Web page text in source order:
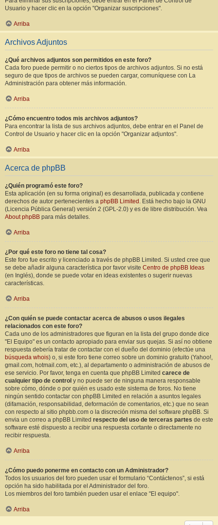
Usuario y hacer clic en la opción "Organizar suscripciones".
Arriba
Archivos Adjuntos
¿Qué archivos adjuntos son permitidos en este foro?
Cada foro puede permitir o no ciertos tipos de archivos adjuntos. Si no está
seguro de que tipos de archivos se pueden cargar, comuníquese con La
Administración para obtener más información.
Arriba
¿Cómo encuentro todos mis archivos adjuntos?
Para encontrar la lista de sus archivos adjuntos, debe entrar en el Panel de
Control de Usuario y hacer clic en la opción "Organizar adjuntos".
Arriba
Acerca de phpBB
¿Quién programó este foro?
Esta aplicación (en su forma original) es desarrollada, publicada y contiene
derechos de autor pertenecientes a phpBB Limited . Está hecho bajo la GNU
(Licencia Pública General) versión 2 (GPL-2.0) y es de libre distribución. Vea
About phpBB para más detalles.
Arriba
¿Por qué este foro no tiene tal cosa?
Este foro fue escrito y licenciado a través de phpBB Limited. Si usted cree que
se debe añadir alguna característica por favor visite Centro de phpBB Ideas
(en Inglés), donde se puede votar en ideas existentes o sugerir nuevas
características.
Arriba
¿Con quién se puede contactar acerca de abusos o usos ilegales
relacionados con este foro?
Cada uno de los administradores que figuran en la lista del grupo donde dice
"El Equipo" es un contacto apropiado para enviar sus quejas. Si así no obtiene
respuesta debería tratar de contactar con el dueño del dominio (efectúe una
búsqueda whois) o, si este foro tiene correo sobre un dominio gratuito (Yahoo!,
gmail.com, hotmail.com, etc.), al departamento o administración de abusos de
ese servicio. Por favor, tenga en cuenta que phpBB Limited carece de
cualquier tipo de control y no puede ser de ninguna manera responsable
sobre cómo, dónde o por quién es usado este sistema de foros. No tiene
ningún sentido contactar con phpBB Limited en relación a asuntos legales
(difamación, responsabilidad, deformación de comentarios, etc.) que no sean
con respecto al sitio phpbb.com o la discreción misma del software phpBB. Si
envia un correo a phpBB Limited respecto del uso de terceras partes de este
software esté dispuesto a recibir una respuesta cortante o directamente no
recibir respuesta.
Arriba
¿Cómo puedo ponerme en contacto con un Administrador?
Todos los usuarios del foro pueden usar el formulario “Contáctenos”, si está
opción ha sido habilitada por el Administrador del foro.
Los miembros del foro también pueden usar el enlace "El equipo".
Arriba